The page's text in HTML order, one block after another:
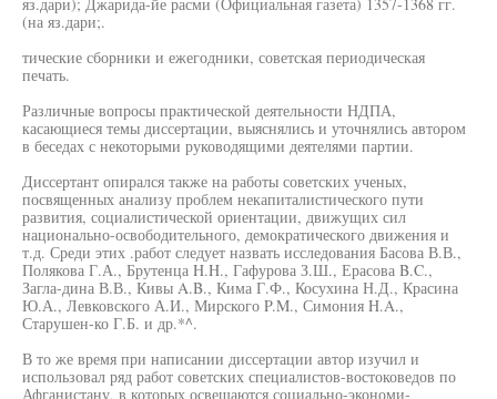
(на яз.дари;.
тические сборники и ежегодники, советская периодическая
печать.
Различные вопросы практической деятельности НДПА,
касающиеся темы диссертации, выяснялись и уточнялись автором
в беседах с некоторыми руководящими деятелями партии.
Диссертант опирался также на работы советских ученых,
посвященных анализу проблем некапиталистического пути
развития, социалистической ориентации, движущих сил
национально-освободительного, демократического движения и
т.д. Среди этих .работ следует назвать исследования Басова В.В.,
Полякова Г.А., Брутенца H.H., Гафурова З.Ш., Ерасова B.C.,
Загла-дина В.В., Кивы A.B., Кима Г.Ф., Косухина Н.Д., Красина
Ю.А., Левковского А.И., Мирского P.M., Симония H.A.,
Старушен-ко Г.Б. и др.*^.
В то же время при написании диссертации автор изучил и
использовал ряд работ советских специалистов-востоковедов по
Афганистану, в которых освещаются социально-экономи-